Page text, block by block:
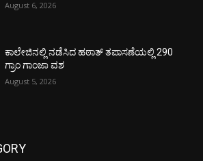
August 6, 2026
ಕಾಲೇಜಿನಲ್ಲಿ ನಡೆಸಿದ ಹಠಾತ್ ತಪಾಸಣೆಯಲ್ಲಿ 290
ಗ್ರಾಂ ಗಾಂಜಾ ವಶ
August 5, 2026